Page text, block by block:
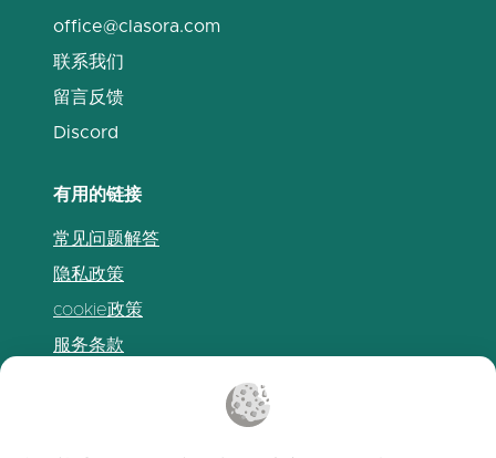
office@clasora.com
联系我们
留言反馈
Discord
有用的链接
常见问题解答
隐私政策
cookie政策
服务条款